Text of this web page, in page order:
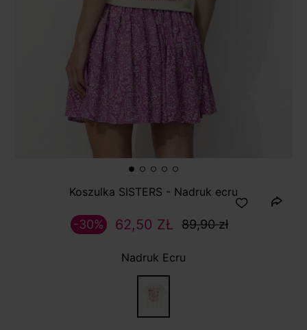
Koszulka SISTERS - Nadruk ecru
62,50 ZŁ 89,90 zł
-30%
Nadruk Ecru